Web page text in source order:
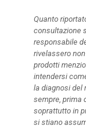
Quanto
consultazione
responsabile
rivelassero
prodotti
intendersi
la diagnosi del
sempre, prima
soprattutto in
si stiano